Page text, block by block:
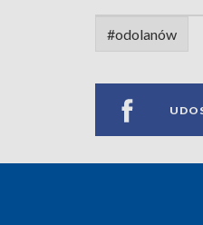
#odolanów